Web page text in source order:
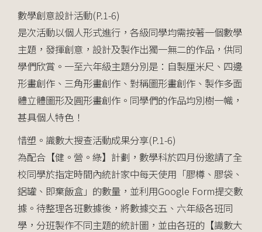
數學創意設計活動(P.1-6)
是次活動以個人形式進行，各級同學均需按著一個數學
主題，發揮創意，設計及製作出獨一無二的作品，供同
學們欣賞。一至六年級主題分別是：自製厘米尺、四邊
形畫創作、三角形畫創作、對稱圖形畫創作、製作多面
體立體圖形及圓形畫創作。同學們的作品均別樹一幟，
甚具個人特色！
惜塑。識數大搜查活動成果分享(P.1-6)
為配合【健。營。綠】計劃，數學科於四月份邀請了全
校同學於指定時間內統計家中每天使用「膠樽、膠袋、
鋁罐、即棄飯盒」的數量，並利用Google Form提交數
據。待整理各班數據後，將數據交五、六年級各班同
學，分班製作不同主題的統計圖，並由各班的【識數大